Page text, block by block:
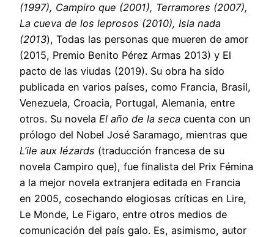
(1997), Campiro que (2001), Terramores (2007),
La cueva de los leprosos (2010), Isla nada
(2013), Todas las personas que mueren de amor
(2015, Premio Benito Pérez Armas 2013) y El
pacto de las viudas (2019). Su obra ha sido
publicada en varios países, como Francia, Brasil,
Venezuela, Croacia, Portugal, Alemania, entre
otros. Su novela El año de la seca cuenta con un
prólogo del Nobel José Saramago, mientras que
L’ile aux lézards (traducción francesa de su
novela Campiro que), fue finalista del Prix Fémina
a la mejor novela extranjera editada en Francia
en 2005, cosechando elogiosas críticas en Lire,
Le Monde, Le Figaro, entre otros medios de
comunicación del país galo. Es, asimismo, autor